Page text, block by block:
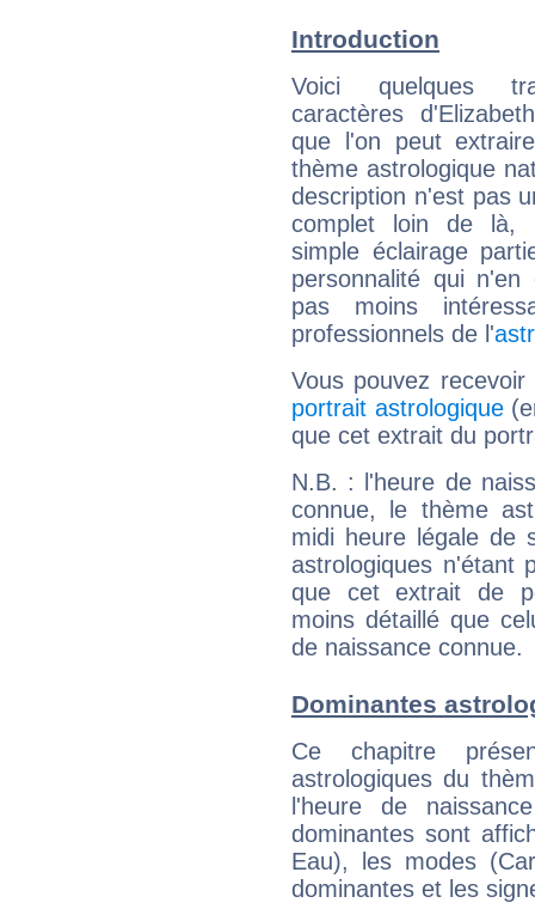
Introduction
Voici quelques
caractères
que l'on peut
thème astrologique
description n'est pas
complet loin de là,
simple éclairage
personnalité qui n'en
pas moins
professionnels de l'
Vous pouvez
portrait astrologique
que cet extrait du
N.B. : l'heure de
connue, le thème
midi heure légale de
astrologiques n'étant
que cet extrait de
moins détaillé que
de naissance connue.
Dominantes
Ce chapitre
astrologiques du
l'heure de
dominantes sont
Eau), les modes
dominantes et les